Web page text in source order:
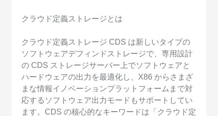
クラウド定義ストレージとは
クラウド定義ストレージ CDS は新しいタイプの
ソフトウェアデフィンドストレージで、専用設計
の CDS ストレージサーバー上でソフトウェアと
ハードウェアの出力を最適化し、X86 からさまざ
まな情報イノベーションプラットフォームまで対
応するソフトウェア出力モードもサポートしてい
ます。CDS の核心的なキーワードは「クラウド定